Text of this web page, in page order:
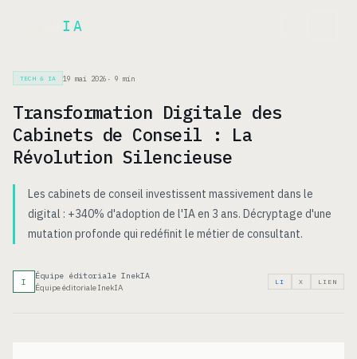
IA
TECH & IA 19 mai 2026 · 9 min
Transformation Digitale des
Cabinets de Conseil : La
Révolution Silencieuse
Les cabinets de conseil investissent massivement dans le
digital : +340% d'adoption de l'IA en 3 ans. Décryptage d'une
mutation profonde qui redéfinit le métier de consultant.
I
Équipe éditoriale InekIA
Équipe éditoriale InekIA
LI X LIEN